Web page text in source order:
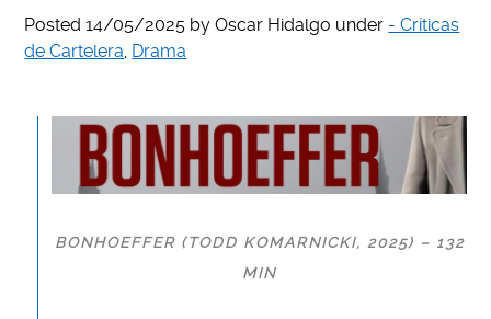
Posted14/05/2025 byOscar Hidalgo under - Críticas
de Cartelera, Drama
BONHOEFFER (TODD KOMARNICKI, 2025) – 132
MIN